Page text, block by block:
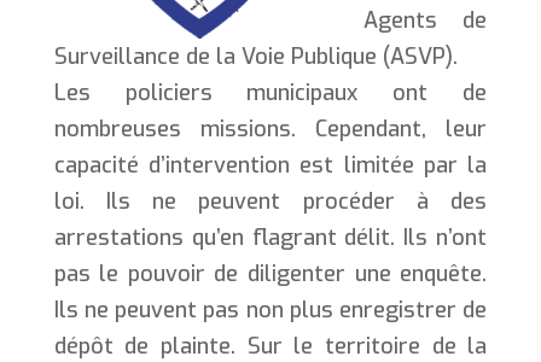
Agents de
Surveillance de la Voie Publique (ASVP).
Les policiers municipaux ont de
nombreuses missions. Cependant, leur
capacité d’intervention est limitée par la
loi. Ils ne peuvent procéder à des
arrestations qu’en flagrant délit. Ils n’ont
pas le pouvoir de diligenter une enquête.
Ils ne peuvent pas non plus enregistrer de
dépôt de plainte. Sur le territoire de la